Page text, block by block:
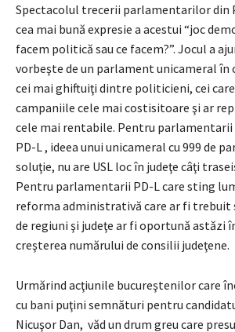
Spectacolul trecerii parlamentarilor din
cea mai bună expresie a acestui “joc
facem politică sau ce facem?”. Jocul a
vorbeşte de un parlament unicameral în
cei mai ghiftuiţi dintre politicieni, cei
campaniile cele mai costisitoare şi ar
cele mai rentabile. Pentru parlamentarii
PD-L , ideea unui unicameral cu 999 de
soluţie, nu are USL loc în judeţe câţi
Pentru parlamentarii PD-L care sting
reforma administrativă care ar fi trebuit
de regiuni şi judeţe ar fi oportună astăzi
creşterea numărului de consilii judeţene.
Urmărind acţiunile bucureştenilor care
cu bani puţini semnături pentru
Nicuşor Dan, văd un drum greu care